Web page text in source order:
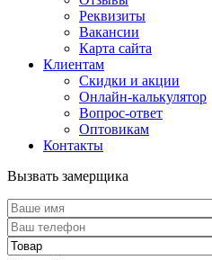
Реквизиты
Вакансии
Карта сайта
Клиентам
Скидки и акции
Онлайн-калькулятор
Вопрос-ответ
Оптовикам
Контакты
Вызвать замерщика